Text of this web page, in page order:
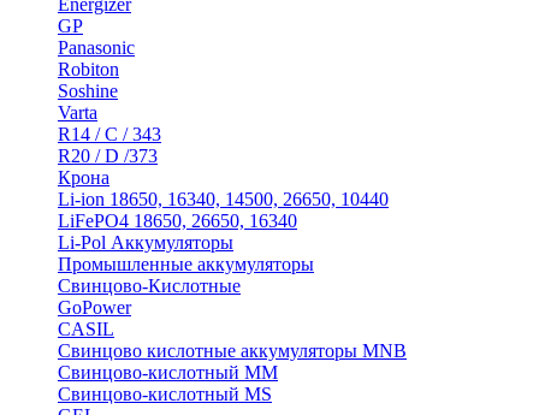
Energizer
GP
Panasonic
Robiton
Soshine
Varta
R14 / C / 343
R20 / D /373
Крона
Li-ion 18650, 16340, 14500, 26650, 10440
LiFePO4 18650, 26650, 16340
Li-Pol Аккумуляторы
Промышленные аккумуляторы
Свинцово-Кислотные
GoPower
CASIL
Свинцово кислотные аккумуляторы MNB
Cвинцово-кислотный MM
Cвинцово-кислотный MS